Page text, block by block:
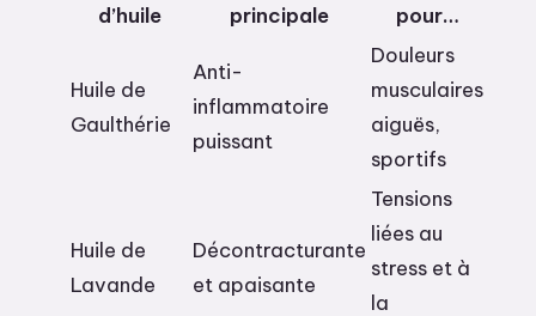
d’huile
principale
pour…
Huile de
Gaulthérie
Anti-
inflammatoire
puissant
Douleurs
musculaires
aiguës,
sportifs
Huile de
Lavande
Décontracturante
et apaisante
Tensions
liées au
stress et à
la